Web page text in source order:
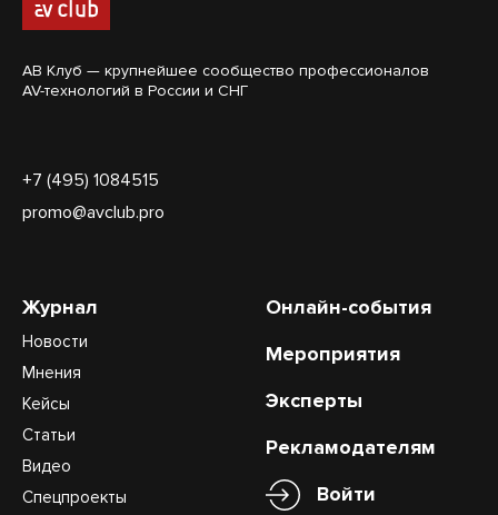
АВ Клуб — крупнейшее сообщество профессионалов
AV-технологий в России и СНГ
+7 (495) 1084515
promo@avclub.pro
Журнал
Новости
Мнения
Кейсы
Статьи
Видео
Спецпроекты
Онлайн-события
Мероприятия
Эксперты
Рекламодателям
Войти